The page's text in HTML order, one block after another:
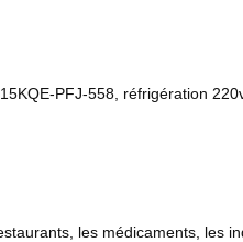
PFJ-558, réfrigération
les médicaments, les